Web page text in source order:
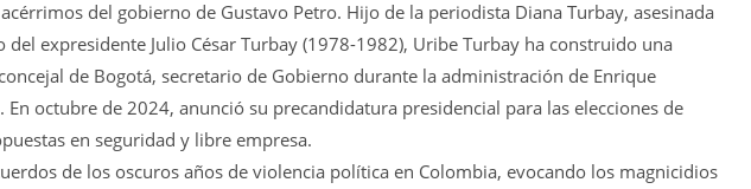
del gobierno de Gustavo Petro. Hijo de la periodista Diana Turbay, asesinada
expresidente Julio César Turbay (1978-1982), Uribe Turbay ha construido una
de Bogotá, secretario de Gobierno durante la administración de Enrique
En octubre de 2024, anunció su precandidatura presidencial para las elecciones de
en seguridad y libre empresa.
de los oscuros años de violencia política en Colombia, evocando los magnicidios